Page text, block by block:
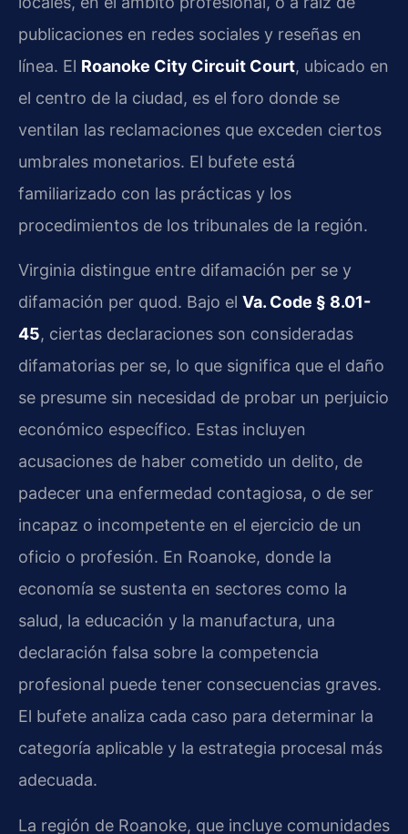
publicaciones en redes sociales y reseñas en
línea. El Roanoke City Circuit Court, ubicado en
el centro de la ciudad, es el foro donde se
ventilan las reclamaciones que exceden ciertos
umbrales monetarios. El bufete está
familiarizado con las prácticas y los
procedimientos de los tribunales de la región.
Virginia distingue entre difamación per se y
difamación per quod. Bajo el Va. Code § 8.01-
45, ciertas declaraciones son consideradas
difamatorias per se, lo que significa que el daño
se presume sin necesidad de probar un perjuicio
económico específico. Estas incluyen
acusaciones de haber cometido un delito, de
padecer una enfermedad contagiosa, o de ser
incapaz o incompetente en el ejercicio de un
oficio o profesión. En Roanoke, donde la
economía se sustenta en sectores como la
salud, la educación y la manufactura, una
declaración falsa sobre la competencia
profesional puede tener consecuencias graves.
El bufete analiza cada caso para determinar la
categoría aplicable y la estrategia procesal más
adecuada.
La región de Roanoke, que incluye comunidades